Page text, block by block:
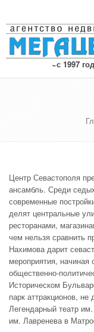
~с 1997
Центр Севастополя
ансамбль. Среди
современные
делят центральные
ресторанами,
чем нельзя сравнить
Нахимова дарит
мероприятия, начиная
общественно-
Историческом
парк аттракционов,
Легендарный театр
им. Лавренева в